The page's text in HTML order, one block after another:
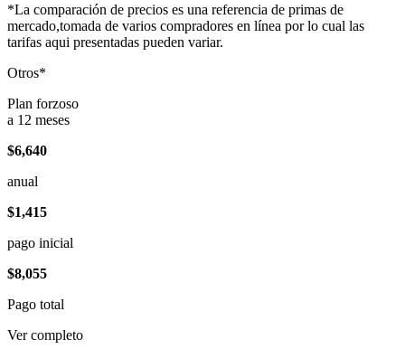
*La comparación de precios es una referencia de primas de
mercado,tomada de varios compradores en línea por lo cual las
tarifas aqui presentadas pueden variar.
Otros*
Plan forzoso
a 12 meses
$6,640
anual
$1,415
pago inicial
$8,055
Pago total
Ver completo